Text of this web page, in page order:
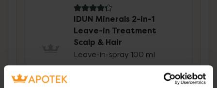
4.3 av 5 i omdöme
IDUN Minerals 2-in-1
Leave-in Treatment
Scalp & Hair
Leave-in-spray 100 ml